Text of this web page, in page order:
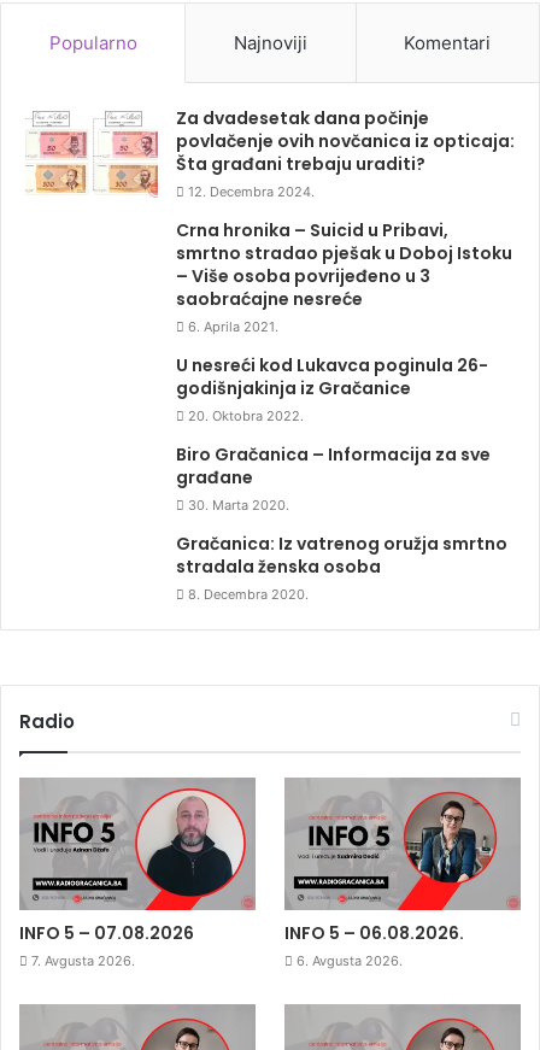
Popularno Najnoviji Komentari
Za dvadesetak dana počinje
povlačenje ovih novčanica iz opticaja:
Šta građani trebaju uraditi?
12. Decembra 2024.
Crna hronika – Suicid u Pribavi,
smrtno stradao pješak u Doboj Istoku
– Više osoba povrijeđeno u 3
saobraćajne nesreće
6. Aprila 2021.
U nesreći kod Lukavca poginula 26-
godišnjakinja iz Gračanice
20. Oktobra 2022.
Biro Gračanica – Informacija za sve
građane
30. Marta 2020.
Gračanica: Iz vatrenog oružja smrtno
stradala ženska osoba
8. Decembra 2020.
Radio
INFO 5 – 07.08.2026
7. Avgusta 2026.
INFO 5 – 06.08.2026.
6. Avgusta 2026.